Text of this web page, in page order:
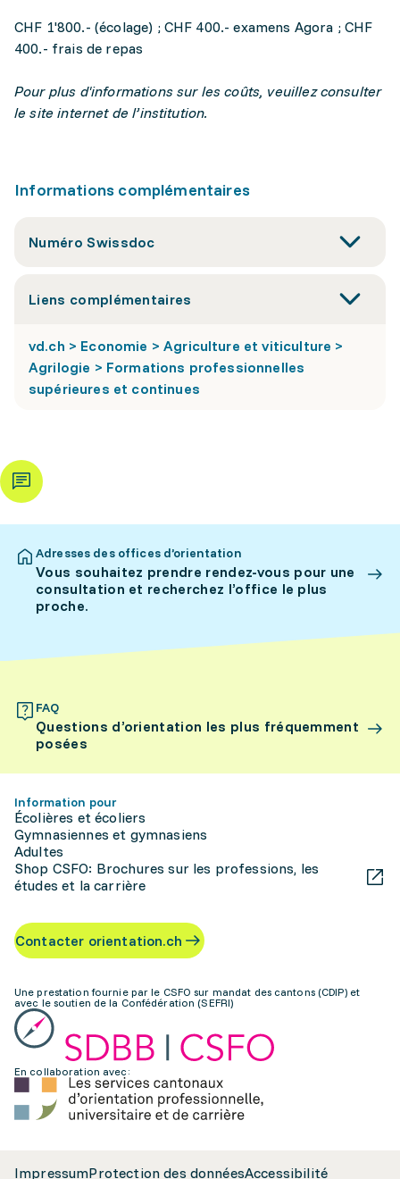
CHF 1'800.- (écolage) ; CHF 400.- examens Agora ; CHF
400.- frais de repas
Pour plus d'informations sur les coûts, veuillez consulter
le site internet de l’institution.
Informations complémentaires
Numéro Swissdoc
Liens complémentaires
vd.ch > Economie > Agriculture et viticulture >
Agrilogie > Formations professionnelles
supérieures et continues
Adresses des offices d’orientation
Vous souhaitez prendre rendez-vous pour une
consultation et recherchez l’office le plus
proche.
FAQ
Questions d’orientation les plus fréquemment
posées
Information pour
Écolières et écoliers
Gymnasiennes et gymnasiens
Adultes
Shop CSFO: Brochures sur les professions, les
études et la carrière
Contacter orientation.ch
Une prestation fournie par le CSFO sur mandat des cantons (CDIP) et
avec le soutien de la Confédération (SEFRI)
En collaboration avec:
ImpressumProtection des donnéesAccessibilité